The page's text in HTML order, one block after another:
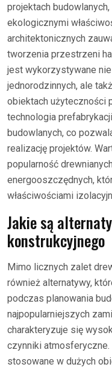
projektach
ekologicznymi
architektonicznych
tworzenia przestrzeni
jest wykorzystywane
jednorodzinnych, ale
obiektach użyteczności
technologia
budowlanych, co
realizację projektów.
popularność
energooszczędnych,
właściwościami
Jakie są
konstrukcyjnego
Mimo licznych zalet
również alternatywy,
podczas planowania
najpopularniejszych
charakteryzuje się
czynniki
stosowane w dużych